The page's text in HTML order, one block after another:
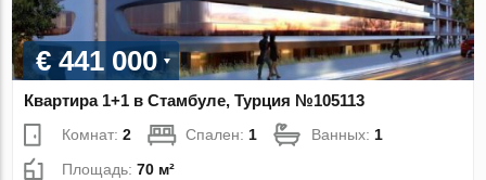
€ 441 000
Квартира 1+1 в Стамбуле, Турция №105113
Комнат:2 Спален: 1 Ванных: 1
Площадь:70 м²